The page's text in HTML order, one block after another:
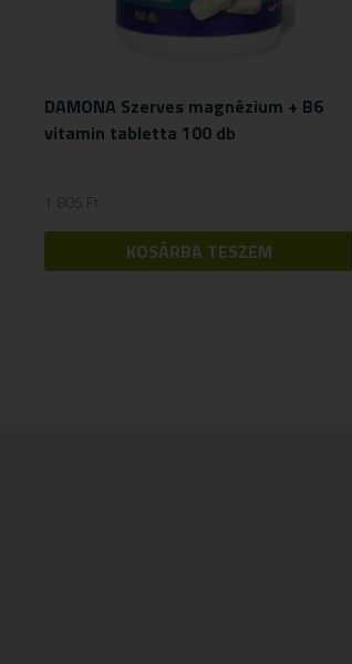
DAMONA Szerves magnézium + B6
vitamin tabletta 100 db
1 805 Ft
KOSÁRBA TESZEM